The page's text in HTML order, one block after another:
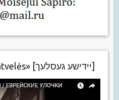
Eilėraštis «Žydiškos gatvelės» [יידישע געסלעך]